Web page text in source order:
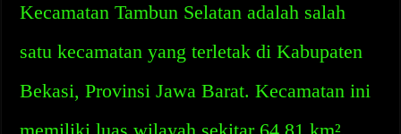
Kecamatan Tambun Selatan adalah salah
satu kecamatan yang terletak di Kabupaten
Bekasi, Provinsi Jawa Barat. Kecamatan ini